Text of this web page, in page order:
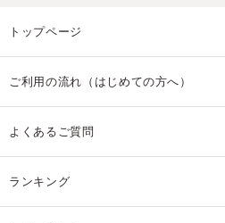
トップページ
ご利用の流れ（はじめての方へ）
よくあるご質問
ランキング